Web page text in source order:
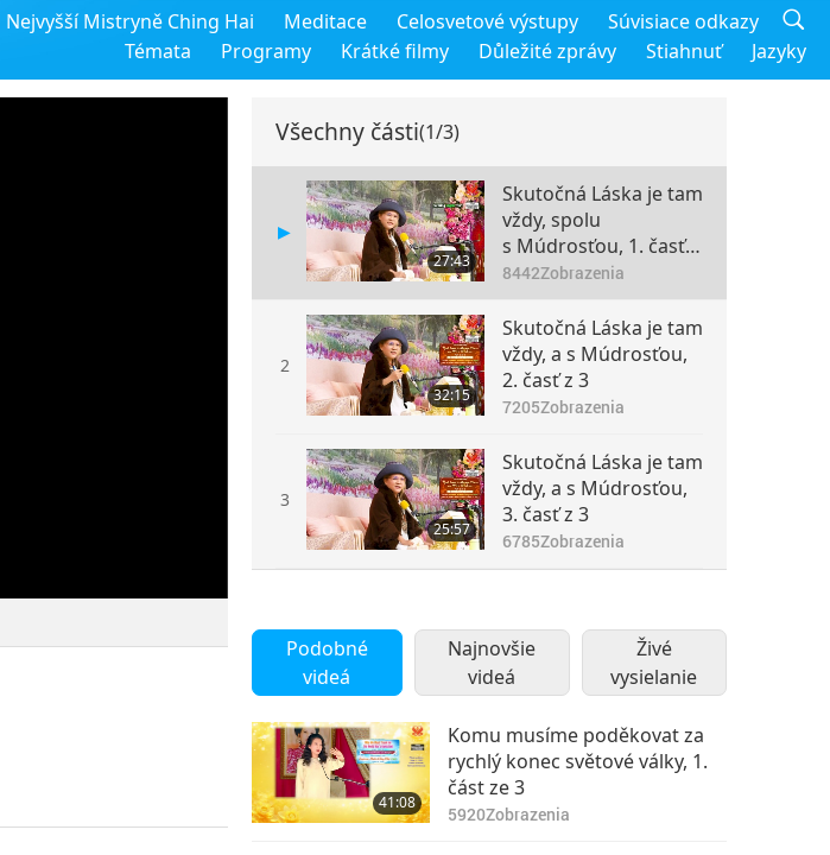
Nejvyšší Mistryně Ching Hai Meditace Celosvetové výstupy
Súvisiace odkazy
Témata
Programy Krátké filmy Důležité zprávy Stiahnuť Jazyky
Všechny části(1/3)
27:43
Skutočná Láska je tam
vždy, spolu
s Múdrosťou, 1. časť z
3
8442Zobrazenia
2
32:15
Skutočná Láska je tam
vždy, a s Múdrosťou,
2. časť z 3
7205Zobrazenia
3
25:57
Skutočná Láska je tam
vždy, a s Múdrosťou,
3. časť z 3
6785Zobrazenia
Podobné
videá
Najnovšie
videá
Živé
vysielanie
41:08
Komu musíme poděkovat za
rychlý konec světové války, 1.
část ze 3
5920Zobrazenia